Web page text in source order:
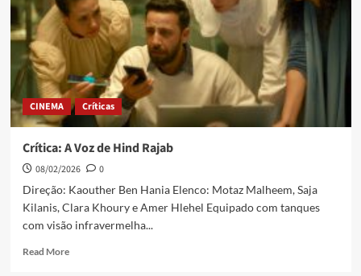
CINEMA Críticas
Crítica: A Voz de Hind Rajab
08/02/2026
0
Direção: Kaouther Ben Hania Elenco: Motaz Malheem, Saja
Kilanis, Clara Khoury e Amer Hlehel Equipado com tanques
com visão infravermelha...
Read More